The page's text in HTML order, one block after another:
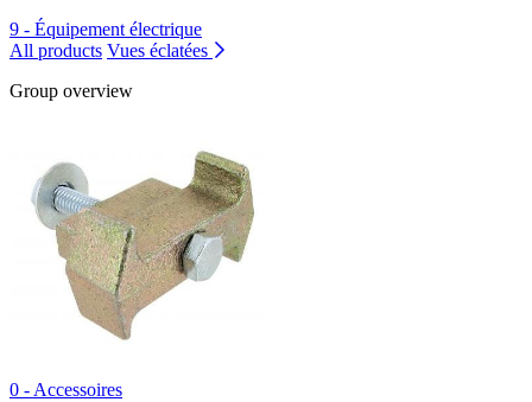
9 - Équipement électrique
All products Vues éclatées
Group overview
0 - Accessoires